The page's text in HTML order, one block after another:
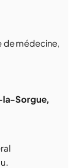
de médecine,
la-Sorgue,